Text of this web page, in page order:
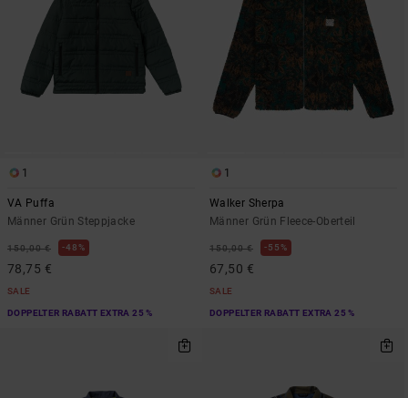
1
VA Puffa
Männer Grün Steppjacke
150,00 € 48%
78,75 €
SALE
DOPPELTER RABATT EXTRA 25 %
1
Walker Sherpa
Männer Grün Fleece-Oberteil
150,00 € 55%
67,50 €
SALE
DOPPELTER RABATT EXTRA 25 %